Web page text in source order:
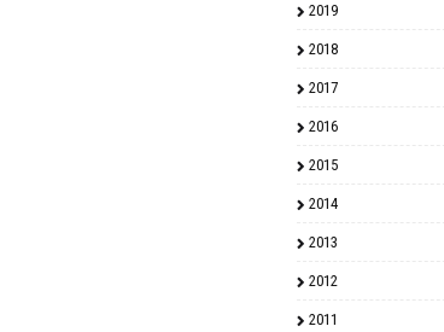
2019
2018
2017
2016
2015
2014
2013
2012
2011